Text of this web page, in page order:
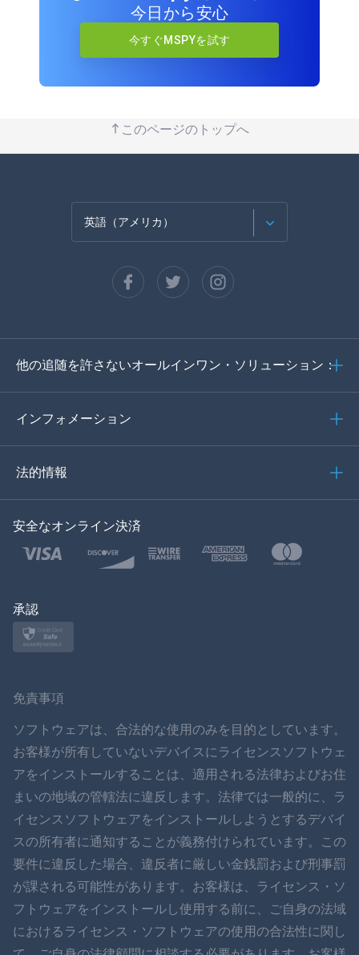
今日から安心
今すぐMSPYを試す
このページのトップへ
英語（アメリカ）
スペイン語
ドイツ語
イタリア語
トルコ語
ポーランド語
ภาษาไทย
简体中文
ダンスク
हिंदी
עברית
他の追随を許さないオールインワン・ソリューション：
インフォメーション
法的情報
安全なオンライン決済
承認
免責事項
ソフトウェアは、合法的な使用のみを目的としています。
お客様が所有していないデバイスにライセンスソフトウェ
アをインストールすることは、適用される法律およびお住
まいの地域の管轄法に違反します。法律では一般的に、ラ
イセンスソフトウェアをインストールしようとするデバイ
スの所有者に通知することが義務付けられています。この
要件に違反した場合、違反者に厳しい金銭罰および刑事罰
が課される可能性があります。お客様は、ライセンス・ソ
フトウェアをインストールし使用する前に、ご自身の法域
におけるライセンス・ソフトウェアの使用の合法性に関し